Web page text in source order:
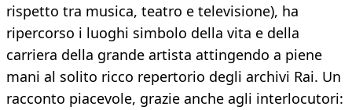
rispetto tra musica, teatro e televisione), ha
ripercorso i luoghi simbolo della vita e della
carriera della grande artista attingendo a piene
mani al solito ricco repertorio degli archivi Rai. Un
racconto piacevole, grazie anche agli interlocutori: